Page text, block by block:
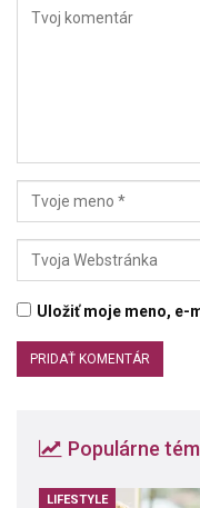
Uložiť moje meno, e-
Populárne
LIFESTYLE